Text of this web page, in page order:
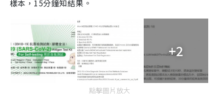
樣本，15分鐘知結果。
+2
點擊圖片放大